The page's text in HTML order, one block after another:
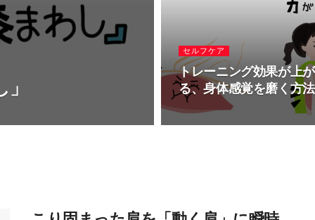
セルフケア
トレーニング効果が上が
る、身体感覚を磨く方法